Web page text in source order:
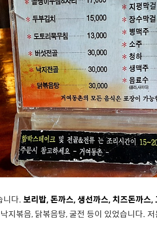
니다.보리밥, 돈까스, 생선까스, 치즈돈까스
지볶음, 닭볶음탕, 굴전 등이 있었습니다.